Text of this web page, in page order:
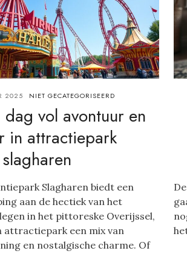
2025 NIET GECATEGORISEERD
dag vol avontuur en
in attractiepark
slagharen
Slagharen biedt een
aan de hectiek van het
in het pittoreske Overijssel,
attractiepark een mix van
en nostalgische charme. Of